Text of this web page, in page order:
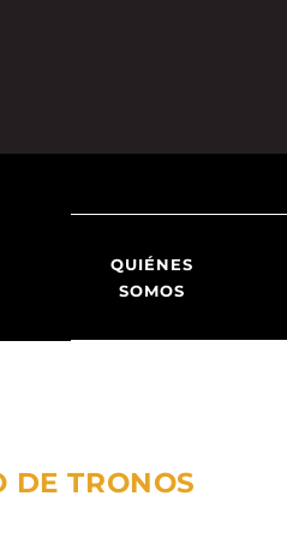
QUIÉNES
SOMOS
DE TRONOS